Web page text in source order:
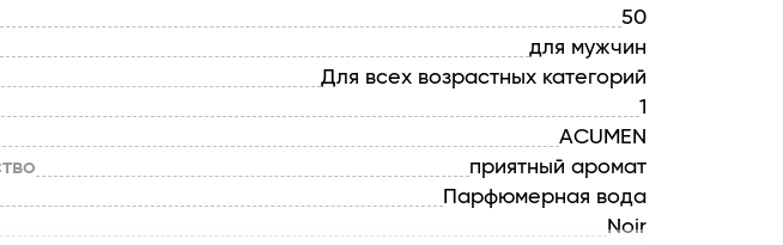
50
для мужчин
Для всех возрастных категорий
1
ACUMEN
приятный аромат
Парфюмерная вода
Noir